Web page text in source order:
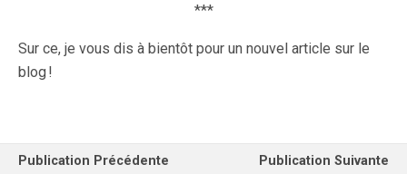
***
Sur ce, je vous dis à bientôt pour un nouvel article sur le
blog !
Publication Précédente
Publication Suivante